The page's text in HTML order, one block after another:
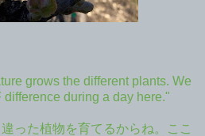
grows the different plants. We
during a day here."
った植物を育てるからね。ここ